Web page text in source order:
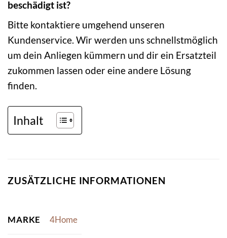
beschädigt ist?
Bitte kontaktiere umgehend unseren
Kundenservice. Wir werden uns schnellstmöglich
um dein Anliegen kümmern und dir ein Ersatzteil
zukommen lassen oder eine andere Lösung
finden.
Inhalt
ZUSÄTZLICHE INFORMATIONEN
MARKE 4Home